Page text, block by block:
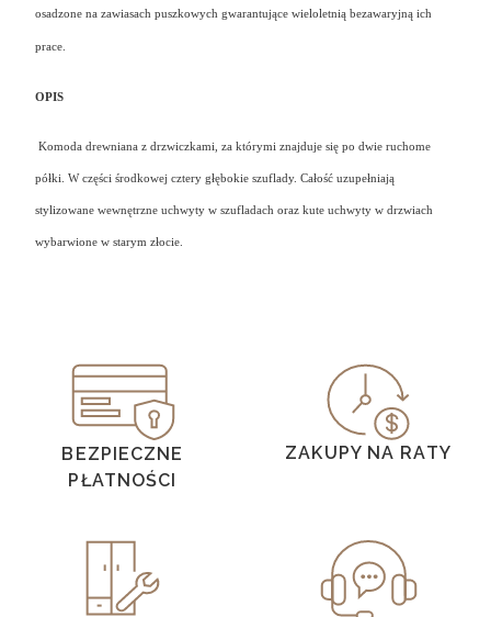
osadzone na zawiasach puszkowych gwarantujące wieloletnią bezawaryjną ich
prace.
OPIS
Komoda drewniana z drzwiczkami, za którymi znajduje się po dwie ruchome
półki. W części środkowej cztery głębokie szuflady. Całość uzupełniają
stylizowane wewnętrzne uchwyty w szufladach oraz kute uchwyty w drzwiach
wybarwione w starym złocie.
BEZPIECZNE
PŁATNOŚCI
ZAKUPY NA RATY